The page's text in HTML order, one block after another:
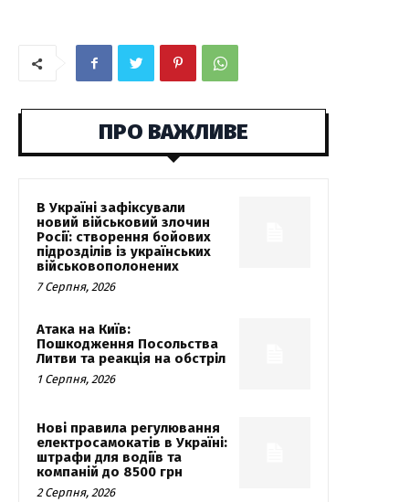
ПРО ВАЖЛИВЕ
В Україні зафіксували
новий військовий злочин
Росії: створення бойових
підрозділів із українських
військовополонених
7 Серпня, 2026
Атака на Київ:
Пошкодження Посольства
Литви та реакція на обстріл
1 Серпня, 2026
Нові правила регулювання
електросамокатів в Україні:
штрафи для водіїв та
компаній до 8500 грн
2 Серпня, 2026